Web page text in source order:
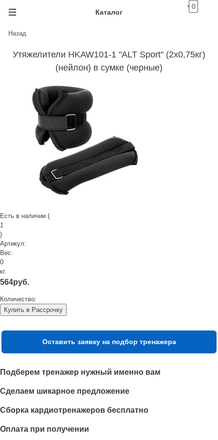
Каталог
0
Назад
Утяжелители HKAW101-1 "ALT Sport" (2х0,75кг)
(нейлон) в сумке (черные)
Есть в наличии (
1
)
Артикул:
Вес:
0
кг.
564руб.
Количество:
Купить в Рассрочку
Оставить заявку на подбор тренажера
Подберем тренажер нужный именно вам
Сделаем шикарное предложение
Сборка кардиотренажеров бесплатно
Оплата при получении